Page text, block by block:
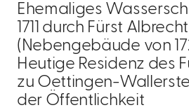
Ehemaliges
1711 durch Fürst
(Nebengebäude von
Heutige Residenz des
zu Oettingen-
der Öffentlichkeit